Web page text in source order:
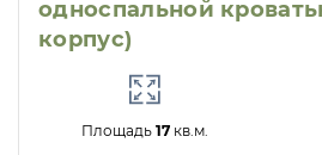
односпальной
корпус)
Площадь 17кв.м.